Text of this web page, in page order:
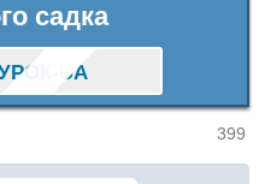
садка
UA
399